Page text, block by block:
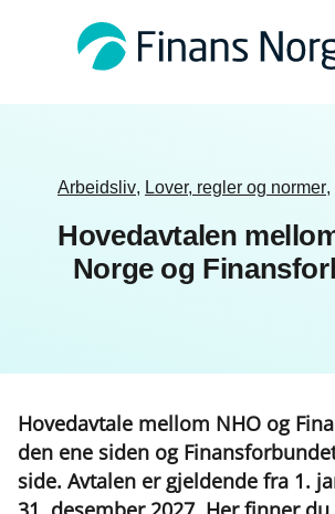
Arbeidsliv, Lover, regler og normer,
Hovedavtalen
Norge og
Hovedavtale mellom NHO og
den ene siden og
side. Avtalen er gjeldende fra 1.